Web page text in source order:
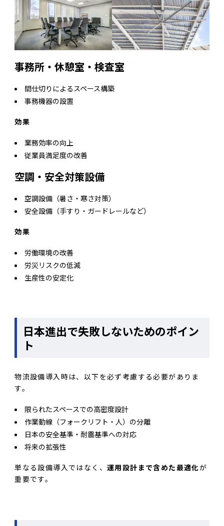
事務所・休憩室・検査室
間仕切りによるスペース構築
事務機器の設置
効果
業務効率の向上
従業員満足度の改善
空調・安全対策設備
空調設備（暑さ・寒さ対策）
安全設備（手すり・ガードレールなど）
効果
労働環境の改善
労災リスクの低減
生産性の安定化
日本進出で失敗しないためのポイン
ト
物流設備導入時は、以下を必ず考慮する必要がありま
す。
限られたスペースでの高密度設計
作業動線（フォークリフト・人）の分離
日本の安全基準・耐震基準への対応
将来の拡張性
単なる設備導入ではなく、 運用設計まで含めた最適化が
重要です。